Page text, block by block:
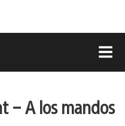
– A los mandos